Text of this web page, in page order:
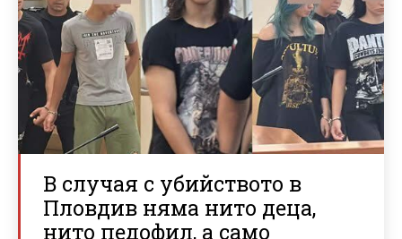
В случая с убийството в
Пловдив няма нито деца,
нито педофил, а само